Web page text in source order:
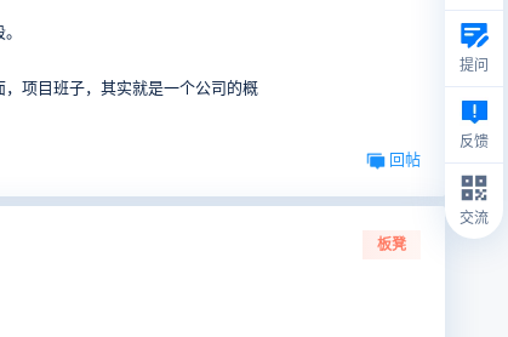
项目班子，其实就是一个公司的概
回帖
板凳
提问
反馈
交流